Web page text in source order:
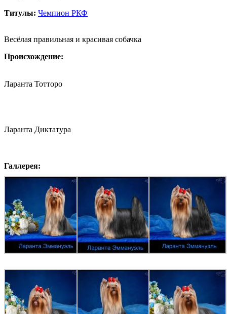
Титулы: Чемпион РКФ
Весёлая правильная и красивая собачка
Происхождение:
Ларанта Тотторо
Ларанта Диктатура
Галлерея: